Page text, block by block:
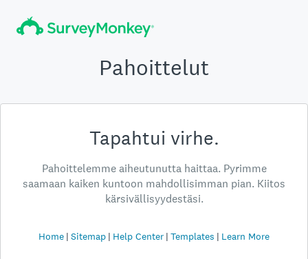
Pahoittelut
Tapahtui virhe.
Pahoittelemme aiheutunutta haittaa. Pyrimme
saamaan kaiken kuntoon mahdollisimman pian. Kiitos
kärsivällisyydestäsi.
Home Sitemap Help Center Templates Learn More